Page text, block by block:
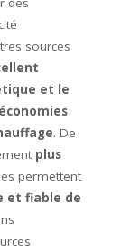
sources
et le
. De
plus
permettent
et fiable de